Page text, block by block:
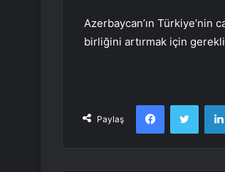
Azerbaycan’ın Türkiye’nin
birliğini artırmak için gerekli
Paylaş
Facebook